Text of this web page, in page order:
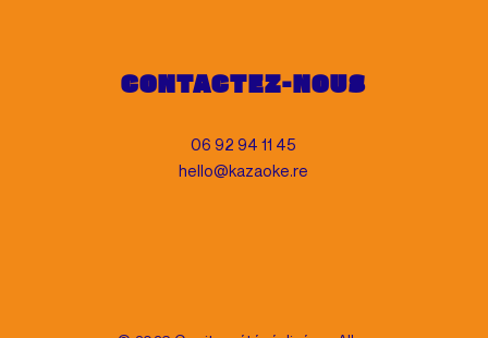
CONTACTEZ-NOUS
06 92 94 11 45
hello@kazaoke.re